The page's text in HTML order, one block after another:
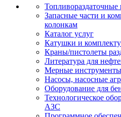
Топливораздаточные
Запасные части и
колонкам
Каталог услуг
Катушки и
Краны/пистолеты
Литература для
Мерные
Насосы, насосные
Оборудование для
Технологическое
АЗС